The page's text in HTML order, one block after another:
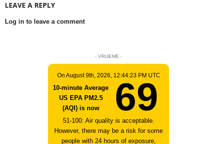
LEAVE A REPLY
Log in to leave a comment
- VRIJEME -
On August 9th, 2026, 12:44:23 PM UTC
10-minute Average
US EPA PM2.5
(AQI) is now
69
51-100: Air quality is acceptable.
However, there may be a risk for some
people with 24 hours of exposure,